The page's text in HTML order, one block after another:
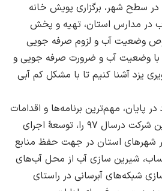
سطح شهر، برگزاری پویش خانه
در مدارس استان، تهیه و پخش
وضعیت آب و لزوم صرفه جویی
با وضعیت آب و ضرورت صرفه جویی و
یزد آشنا کنیم تا با مشکل کم آبی
پایان، مهم‌ترین برنامه‌ها و اقدامات
برنامه ریزی شده توسط این شرکت درسال ۹۷ را، توسعهٔ اجرای
شهرهای استان در جهت حفظ منابع
شیرین سازی آب از محل آب‌های
شبکه‌های آبرسانی در راستای